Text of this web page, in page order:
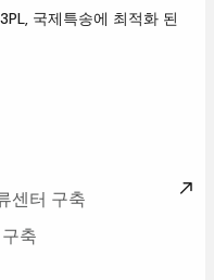
국제특송에최적화된
센터구축
축